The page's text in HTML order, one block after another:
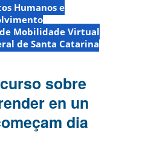
Humanos e
Mobilidade Virtual
de Santa Catarina
sobre
en un
dia